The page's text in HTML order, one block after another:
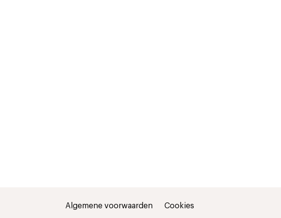
Algemene voorwaarden Cookies